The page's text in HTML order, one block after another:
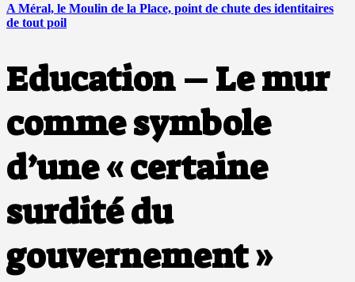
A Méral, le Moulin de la Place, point de chute des identitaires
de tout poil
Education – Le mur
comme symbole
d’une « certaine
surdité du
gouvernement »